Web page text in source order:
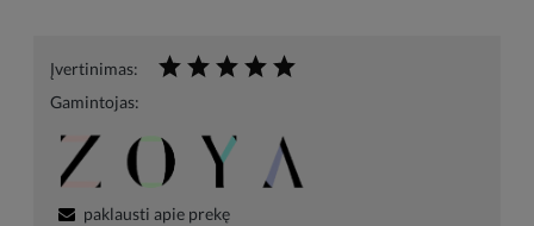
Įvertinimas:
Gamintojas:
paklausti apie prekę